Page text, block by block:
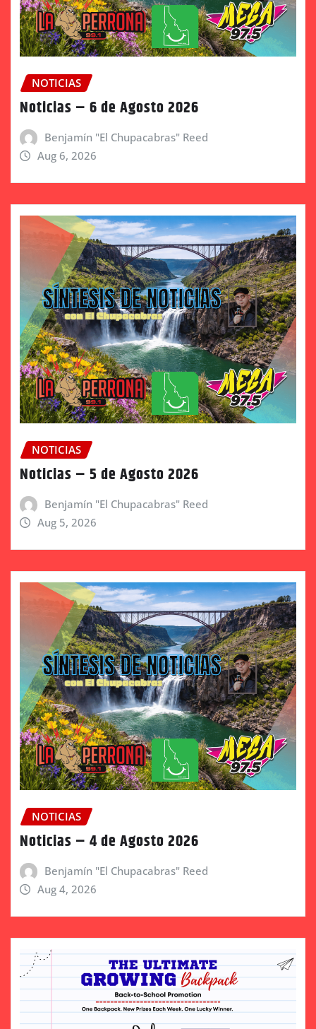
NOTICIAS
Noticias – 6 de Agosto 2026
Benjamín "El Chupacabras" Reed
Aug 6, 2026
NOTICIAS
Noticias – 5 de Agosto 2026
Benjamín "El Chupacabras" Reed
Aug 5, 2026
NOTICIAS
Noticias – 4 de Agosto 2026
Benjamín "El Chupacabras" Reed
Aug 4, 2026